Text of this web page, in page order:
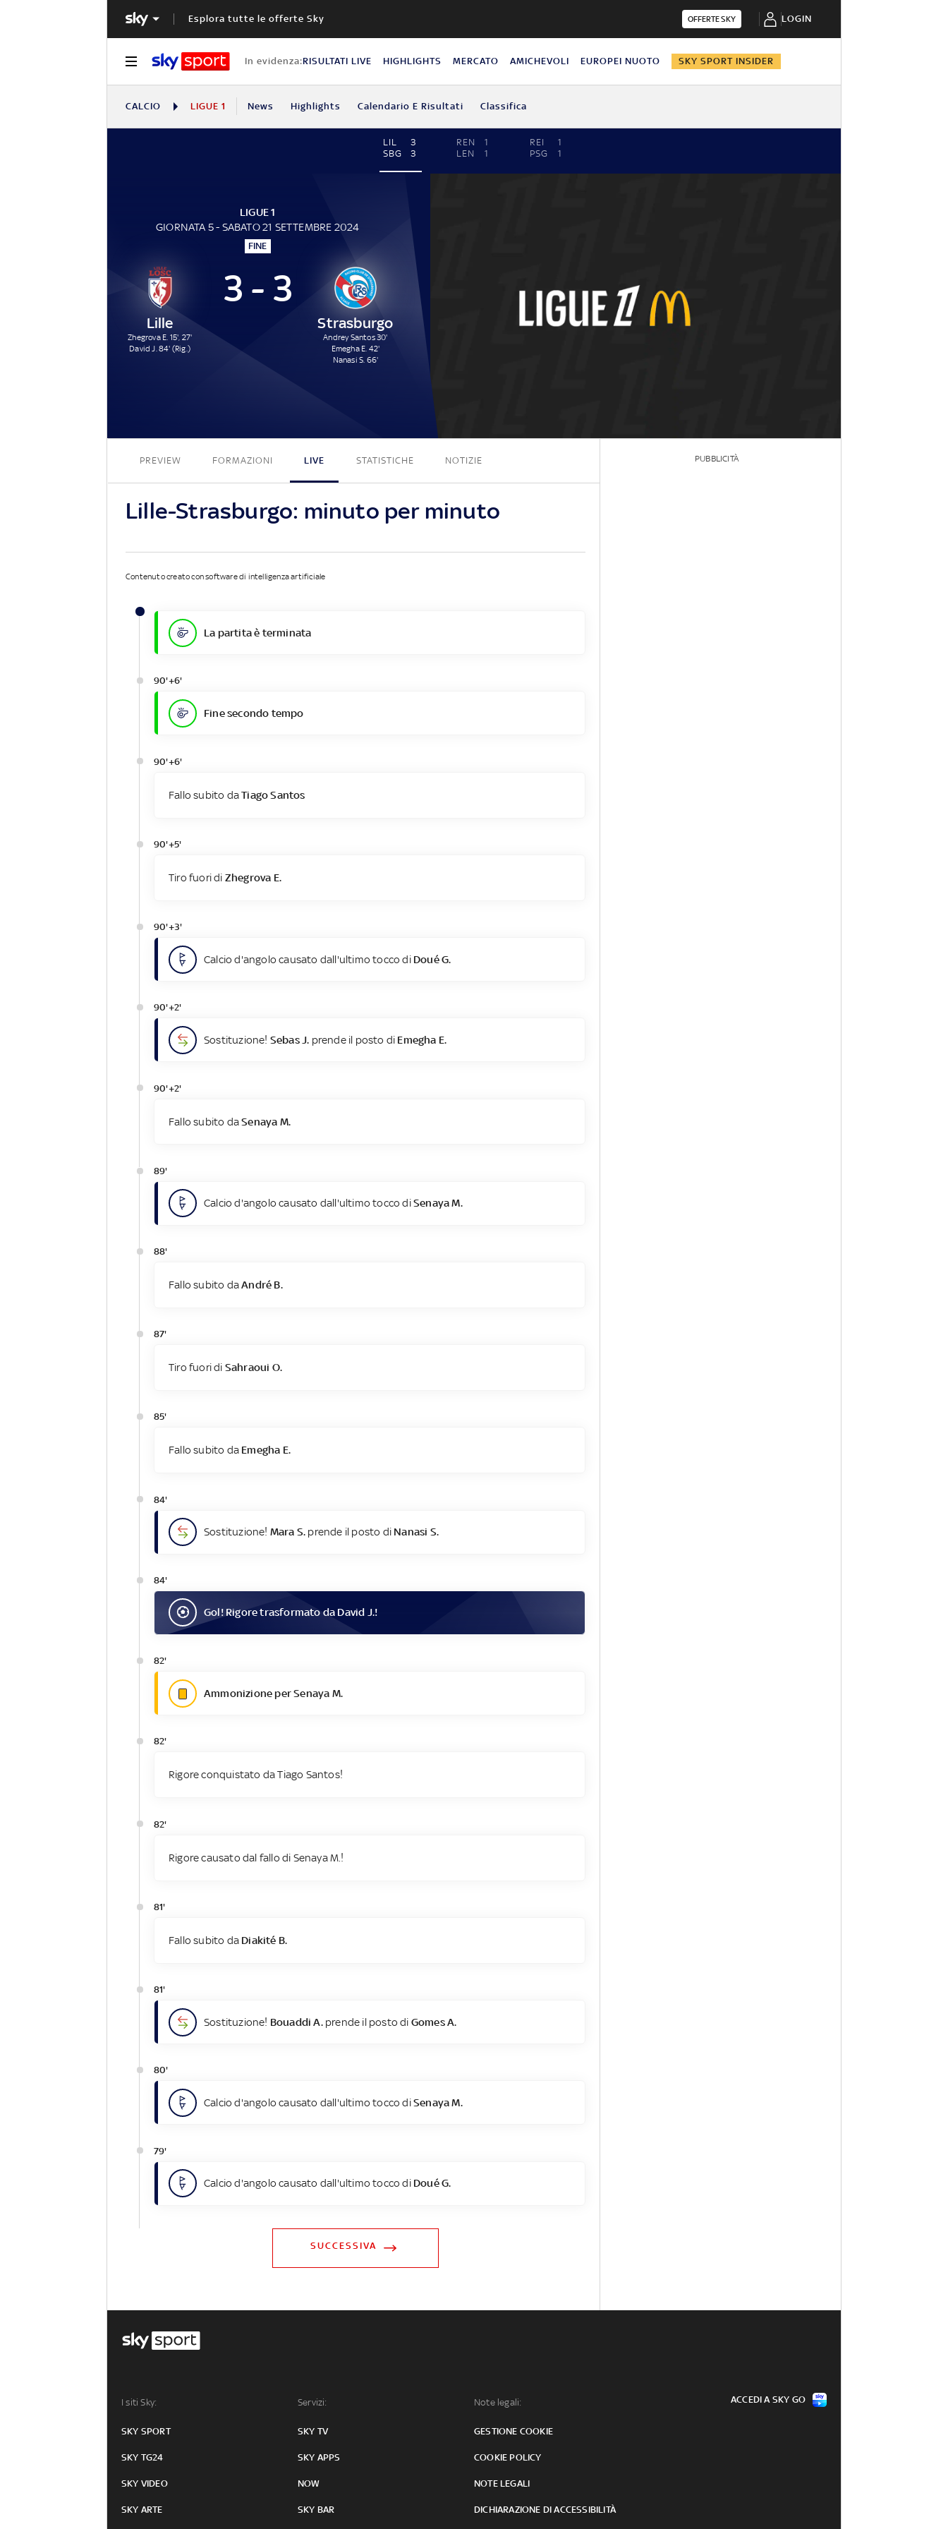
Esplora tutte le offerte Sky OFFERTE SKY LOGIN
In evidenza:RISULTATI LIVE HIGHLIGHTS MERCATO AMICHEVOLI EUROPEI NUOTO SKY SPORT INSIDER
CALCIO LIGUE 1 News Highlights Calendario E Risultati Classifica
LIL
3
SBG
3
REN
1
LEN
1
REI
1
PSG
1
LIGUE 1
GIORNATA 5 - SABATO 21 SETTEMBRE 2024
FINE
Lille
Zhegrova E. 15', 27'
David J. 84' (Rig.)
3 - 3
Strasburgo
Andrey Santos 30'
Emegha E. 42'
Nanasi S. 66'
PREVIEW FORMAZIONI LIVE STATISTICHE NOTIZIE
Lille-Strasburgo: minuto per minuto
Contenuto creato con software di intelligenza artificiale
La partita è terminata
90'+6'
Fine secondo tempo
90'+6'
Fallo subito daTiago Santos
90'+5'
Tiro fuori di Zhegrova E.
90'+3'
Calcio d'angolo causato dall'ultimo tocco di Doué G.
90'+2'
Sostituzione! Sebas J. prende il posto di Emegha E.
90'+2'
Fallo subito daSenaya M.
89'
Calcio d'angolo causato dall'ultimo tocco diSenaya M.
88'
Fallo subito daAndré B.
87'
Tiro fuori di Sahraoui O.
85'
Fallo subito da Emegha E.
84'
Sostituzione! Mara S. prende il posto di Nanasi S.
84'
Gol! Rigore trasformato da David J.!
82'
Ammonizione per Senaya M.
82'
Rigore conquistato da Tiago Santos!
82'
Rigore causato dal fallo di Senaya M.!
81'
Fallo subito da Diakité B.
81'
Sostituzione! Bouaddi A.prende il posto di Gomes A.
80'
Calcio d'angolo causato dall'ultimo tocco diSenaya M.
79'
Calcio d'angolo causato dall'ultimo tocco di Doué G.
SUCCESSIVA
PUBBLICITÀ
I siti Sky:
SKY SPORT
SKY TG24
SKY VIDEO
SKY ARTE
Servizi:
SKY TV
SKY APPS
NOW
SKY BAR
Note legali:
GESTIONE COOKIE
COOKIE POLICY
NOTE LEGALI
DICHIARAZIONE DI ACCESSIBILITÀ
ACCEDI A SKY GO